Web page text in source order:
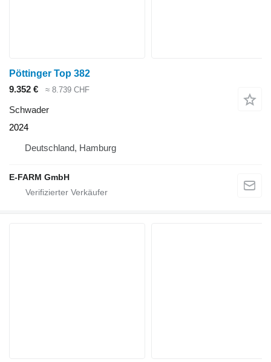
Pöttinger Top 382
9.352 €
≈ 8.739 CHF
Schwader
2024
Deutschland, Hamburg
E-FARM GmbH